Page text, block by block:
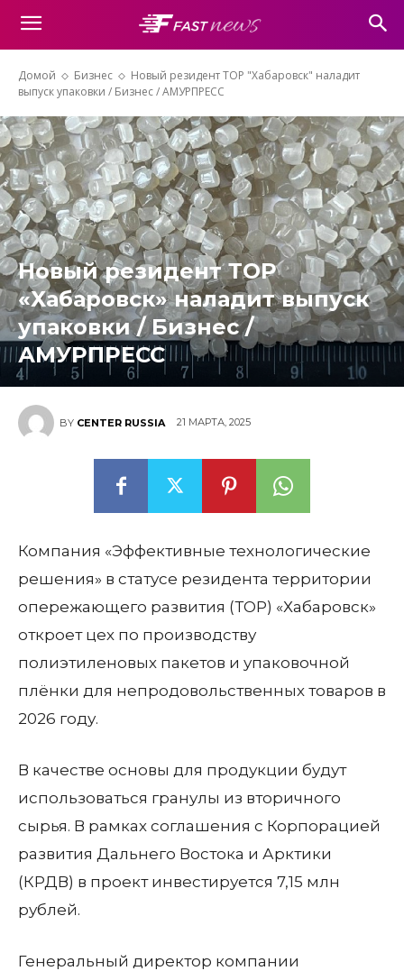
Домой Бизнес
Новый резидент ТОР "Хабаровск" наладит
выпуск упаковки / Бизнес / АМУРПРЕСС
Новый резидент ТОР
«Хабаровск» наладит выпуск
упаковки / Бизнес /
АМУРПРЕСС
BY CENTER RUSSIA 21 МАРТА, 2025
Компания «Эффективные технологические
решения» в статусе резидента территории
опережающего развития (ТОР) «Хабаровск»
откроет цех по производству
полиэтиленовых пакетов и упаковочной
плёнки для непродовольственных товаров в
2026 году.
В качестве основы для продукции будут
использоваться гранулы из вторичного
сырья. В рамках соглашения с Корпорацией
развития Дальнего Востока и Арктики
(КРДВ) в проект инвестируется 7,15 млн
рублей.
Генеральный директор компании